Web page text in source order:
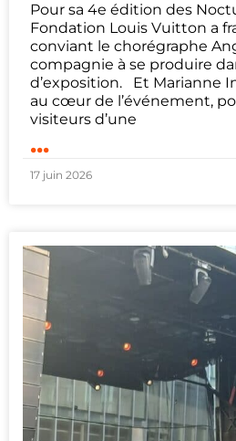
Pour sa 4e édition des
Fondation Louis Vuitton a
conviant le chorégraphe
compagnie à se produire
d’exposition. Et Marianne
au cœur de l’événement,
visiteurs d’une
...
17 juin 2026